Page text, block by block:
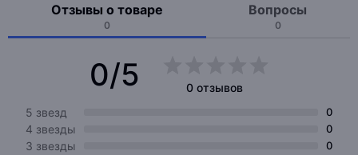
Отзывы о товаре
0
Вопросы
0
0/5
0 отзывов
5 звезд
0
4 звезды 0
3 звезды 0